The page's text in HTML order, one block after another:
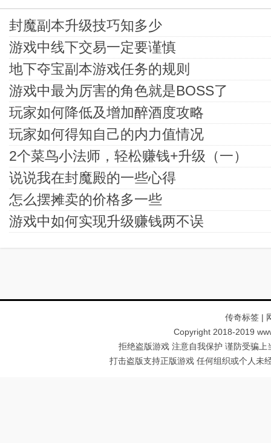
封魔副本升级技巧知多少
游戏中线下交易一定要谨慎
地下夺宝副本游戏任务的规则
游戏中最为厉害的角色就是BOSS了
玩家如何降低及增加醉酒度攻略
玩家如何得知自己的内力值情况
2个菜鸟小法师，轻松赚钱+升级（一）
说说我在封魔殿的一些心得
怎么摆摊卖的价格多一些
游戏中如何实现升级赚钱两不误
传奇标签 |
Copyright 2018-2019
拒绝盗版游戏 注意自我保护 谨防受骗
打击盗版支持正版游戏 任何组织或个人未